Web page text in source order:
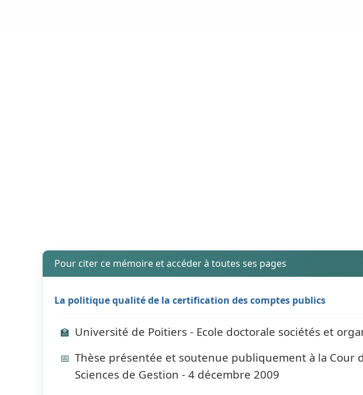
Pour citer ce mémoire et accéder à toutes ses pages
La politique qualité de la certification des comptes publics
🏫 Université de Poitiers - Ecole doctorale sociétés et
📅 Thèse présentée et soutenue publiquement à la Cour
Sciences de Gestion - 4 décembre 2009